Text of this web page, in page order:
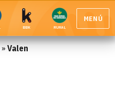
BBK RURAL
MENÚ
»Valen